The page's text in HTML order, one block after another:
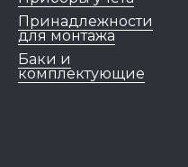
Принадлежности
для монтажа
Баки и
комплектующие